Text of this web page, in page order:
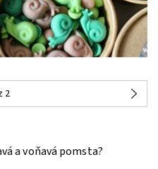
2
a voňavá pomsta?